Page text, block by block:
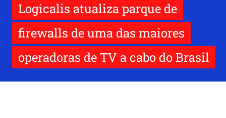
Logicalis atualiza parque de
firewalls de uma das maiores
operadoras de TV a cabo do Brasil